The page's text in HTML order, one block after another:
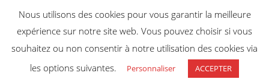
Copyright 2018 - Cheminées reunion -Mentions légales-Politique de
Nous utilisons des cookies pour vous garantir la meilleure
expérience sur notre site web. Vous pouvez choisir si vous
souhaitez ou non consentir à notre utilisation des cookies via
les options suivantes.
Personnaliser ACCEPTER